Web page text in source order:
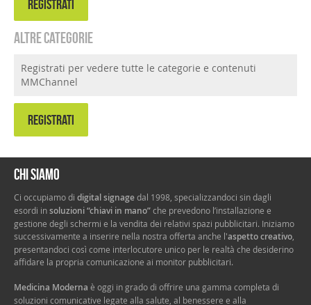
REGISTRATI
Altre categorie
Registrati per vedere tutte le categorie e contenuti
MMChannel
REGISTRATI
Chi siamo
Ci occupiamo di digital signagedal 1998, specializzandoci sin dagli
esordi insoluzioni “chiavi in mano”che prevedono l’installazione e
gestione degli schermi e la vendita dei relativi spazi pubblicitari. Iniziamo
successivamente a inserire nella nostra offerta anche l'aspetto creativo
presentandoci così come interlocutore unico per le realtà che desiderino
affidare la propria comunicazione ai monitor pubblicitari.
Medicina Moderna è oggi in grado di offrire una gamma completa di
soluzioni comunicative legate alla salute, al benessere e alla